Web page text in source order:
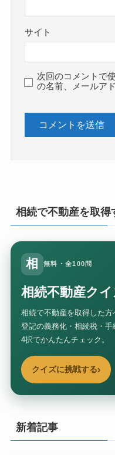
サイト
次回のコメントで
の名前、メールア
相続で不動産を取得
相 無料・全100問
相続不動産ク
相続で不動産を取得した方
登記の義務化・相続税・手
4択でかんたんチェック。
クイズに挑戦する›
新着記事